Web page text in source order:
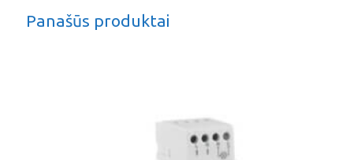
Panašūs produktai